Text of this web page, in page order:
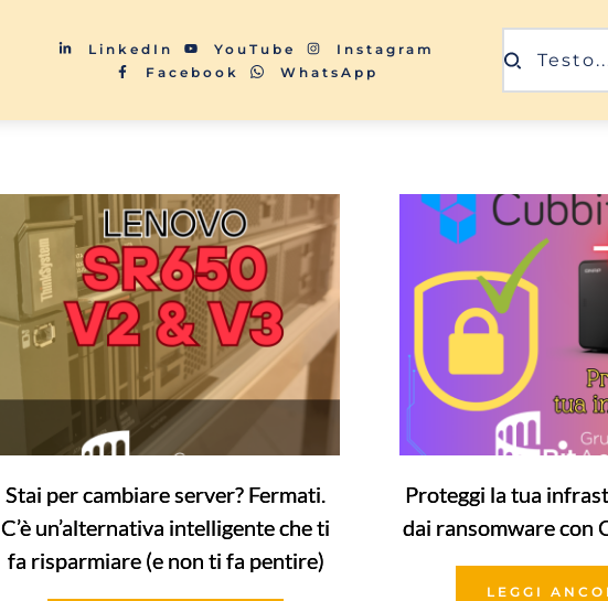
LinkedIn YouTube
Instagram
Facebook
WhatsApp Testo...
Stai per cambiare server? Fermati.
C’è un’alternativa intelligente che ti
fa risparmiare (e non ti fa pentire)
Proteggi la tua
dai ransomware con
LEGGI